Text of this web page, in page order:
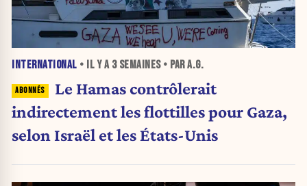
INTERNATIONAL • IL Y A 3 SEMAINES• PAR A.G.
Le Hamas contrôlerait
indirectement les flottilles pour Gaza,
selon Israël et les États-Unis